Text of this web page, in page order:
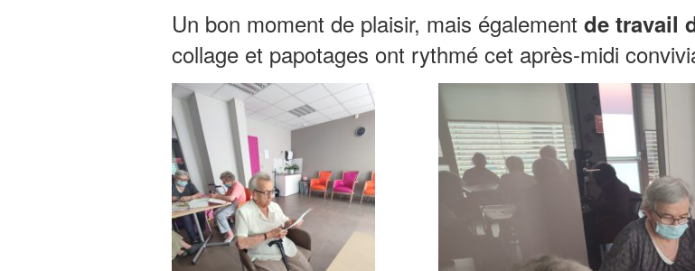
Un bon moment de plaisir, mais également de travail
collage et papotages ont rythmé cet après-midi